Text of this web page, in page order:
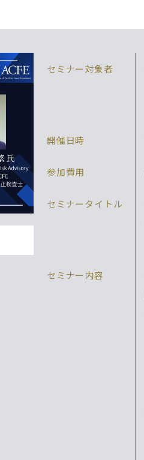
セミナー対象者
開催日時
参加費用
セミナータイトル
セミナー内容